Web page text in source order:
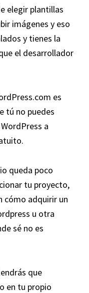
elegir plantillas
imágenes y eso
y tienes la
el desarrollador
es
tú no puedes
a
queda poco
tu proyecto,
cómo adquirir un
u otra
sé no es
que
en tu propio